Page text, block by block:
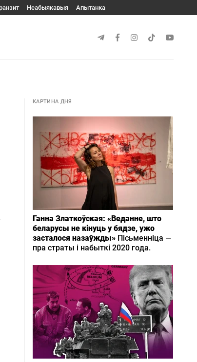
Неабыякавыя Апытанка
КАРТИНА ДНЯ
Ганна Златкоўская: «Веданне, што
беларусы не кінуць у бядзе, ужо
засталося назаўжды» Пісьменніца —
пра страты і набыткі 2020 года.